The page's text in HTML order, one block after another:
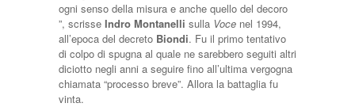
ogni senso della misura e anche quello del decoro
”, scrisse Indro Montanelli sulla Voce nel 1994,
all’epoca del decreto Biondi. Fu il primo tentativo
di colpo di spugna al quale ne sarebbero seguiti altri
diciotto negli anni a seguire fino all’ultima vergogna
chiamata “processo breve”. Allora la battaglia fu
vinta.